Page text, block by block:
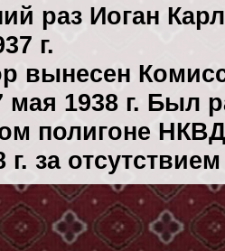
раз Иоган
г.
вынесен
1938 г. Был
полигоне
г. за